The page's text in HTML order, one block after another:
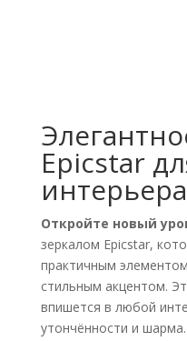
Epicstar
интерьера
Откройте новый
зеркалом Epicstar,
практичным
стильным акцентом.
впишется в любой
утончённости и шарма.